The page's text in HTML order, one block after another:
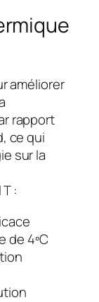
améliorer
rapport
ce qui
sur la
:
de 4ºC